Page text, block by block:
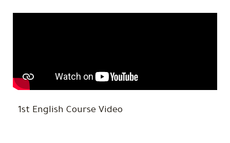
1st English Course Video